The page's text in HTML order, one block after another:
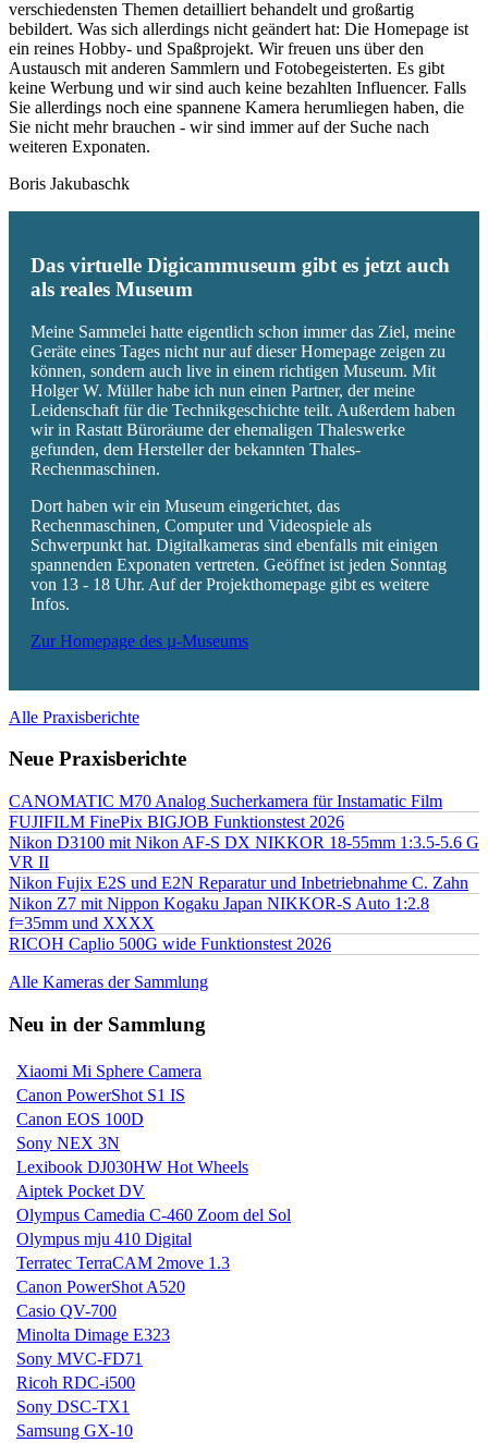
verschiedensten Themen detailliert behandelt und großartig
bebildert. Was sich allerdings nicht geändert hat: Die Homepage ist
ein reines Hobby- und Spaßprojekt. Wir freuen uns über den
Austausch mit anderen Sammlern und Fotobegeisterten. Es gibt
keine Werbung und wir sind auch keine bezahlten Influencer. Falls
Sie allerdings noch eine spannene Kamera herumliegen haben, die
Sie nicht mehr brauchen - wir sind immer auf der Suche nach
weiteren Exponaten.
Boris Jakubaschk
Das virtuelle Digicammuseum gibt es jetzt auch
als reales Museum
Meine Sammelei hatte eigentlich schon immer das Ziel, meine
Geräte eines Tages nicht nur auf dieser Homepage zeigen zu
können, sondern auch live in einem richtigen Museum. Mit
Holger W. Müller habe ich nun einen Partner, der meine
Leidenschaft für die Technikgeschichte teilt. Außerdem haben
wir in Rastatt Büroräume der ehemaligen Thaleswerke
gefunden, dem Hersteller der bekannten Thales-
Rechenmaschinen.
Dort haben wir ein Museum eingerichtet, das
Rechenmaschinen, Computer und Videospiele als
Schwerpunkt hat. Digitalkameras sind ebenfalls mit einigen
spannenden Exponaten vertreten. Geöffnet ist jeden Sonntag
von 13 - 18 Uhr. Auf der Projekthomepage gibt es weitere
Infos.
Zur Homepage des µ-Museums
Alle Praxisberichte
Neue Praxisberichte
CANOMATIC M70 Analog Sucherkamera für Instamatic Film
FUJIFILM FinePix BIGJOB Funktionstest 2026
Nikon D3100 mit Nikon AF-S DX NIKKOR 18-55mm 1:3.5-5.6 G
VR II
Nikon Fujix E2S und E2N Reparatur und Inbetriebnahme C. Zahn
Nikon Z7 mit Nippon Kogaku Japan NIKKOR-S Auto 1:2.8
f=35mm und XXXX
RICOH Caplio 500G wide Funktionstest 2026
Alle Kameras der Sammlung
Neu in der Sammlung
Xiaomi Mi Sphere Camera
Canon PowerShot S1 IS
Canon EOS 100D
Sony NEX 3N
Lexibook DJ030HW Hot Wheels
Aiptek Pocket DV
Olympus Camedia C-460 Zoom del Sol
Olympus mju 410 Digital
Terratec TerraCAM 2move 1.3
Canon PowerShot A520
Casio QV-700
Minolta Dimage E323
Sony MVC-FD71
Ricoh RDC-i500
Sony DSC-TX1
Samsung GX-10